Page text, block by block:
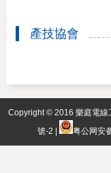
產技協會
Copyright © 2016 樂庭電線
號-2 | 粤公网安